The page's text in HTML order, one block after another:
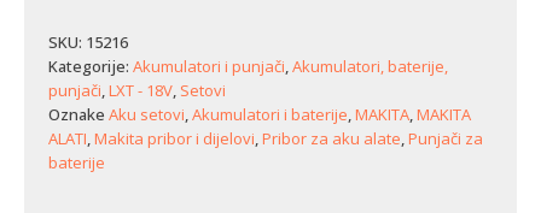
SKU: 15216
Kategorije: Akumulatori i punjači,Akumulatori, baterije,
punjači,LXT - 18V, Setovi
Oznake Aku setovi,Akumulatori i baterije,MAKITA,MAKITA
ALATI,Makita pribor i dijelovi,Pribor za aku alate,Punjači za
baterije